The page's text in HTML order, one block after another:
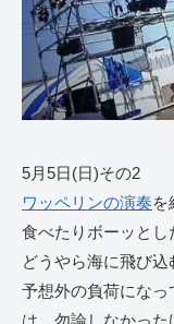
5月5日(日)その2
ワッペリンの演奏を
食べたりボーッとし
どうやら海に飛び
予想外の負荷にな